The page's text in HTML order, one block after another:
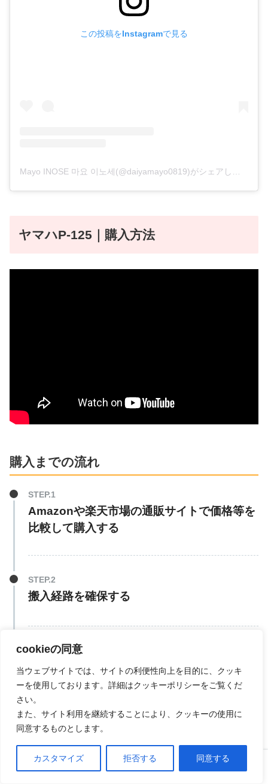
cookieの同意
当ウェブサイトでは、サイトの利便性向上を目的に、クッキ
ーを使用しております。詳細はクッキーポリシーをご覧くだ
さい。
また、サイト利用を継続することにより、クッキーの使用に
同意するものとします。
カスタマイズ 拒否する 同意する
この投稿をInstagramで見る
ヤマハP-125｜購入方法
購入までの流れ
Amazonや楽天市場の通販サイトで価格等を
比較して購入する
搬入経路を確保する
発送を手配する
運送料